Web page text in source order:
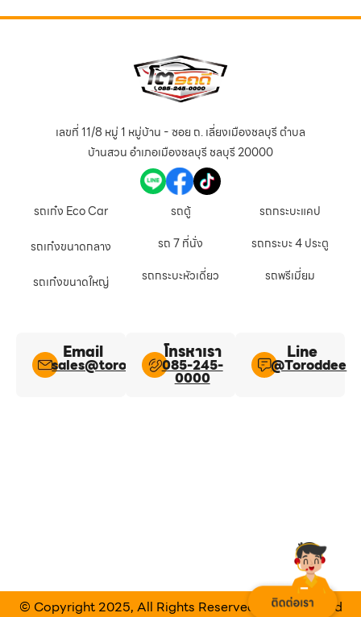
เลขที่ 11/8 หมู่ 1 หมู่บ้าน - ซอย ถ. เลี่ยงเมืองชลบุรี ตำบล
บ้านสวน อำเภอเมืองชลบุรี ชลบุรี 20000
รถเก๋ง Eco Car
รถเก๋งขนาดกลาง
รถเก๋งขนาดใหญ่
รถตู้
รถ 7 ที่นั่ง
รถกระบะหัวเดี่ยว
รถกระบะแคป
รถกระบะ 4 ประตู
รถพรีเมี่ยม
Email
sales@toroddee.com
โทรหาเรา
085-245-
0000
Line​
@Toroddee​
© Copyright 2025, All Rights Reserved Designed and